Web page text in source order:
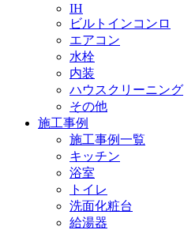
IH
ビルトインコンロ
エアコン
水栓
内装
ハウスクリーニング
その他
施工事例
施工事例一覧
キッチン
浴室
トイレ
洗面化粧台
給湯器